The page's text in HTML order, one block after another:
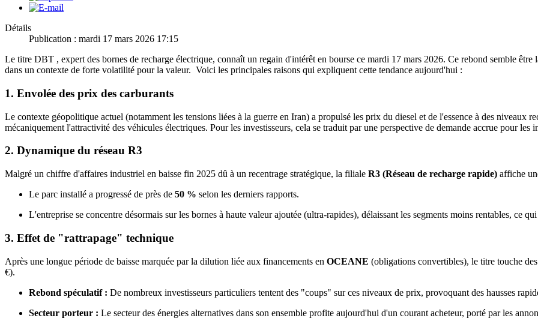
Détails
Publication : mardi 17 mars 2026 17:15
Le titre DBT , expert des bornes de recharge électrique, connaît un regain d'intérêt en bourse ce mardi 17 mars 2026. Ce rebond semble
dans un contexte de forte volatilité pour la valeur. Voici les principales raisons qui expliquent cette tendance aujourd'hui :
1. Envolée des prix des carburants
Le contexte géopolitique actuel (notamment les tensions liées à la guerre en Iran) a propulsé les prix du diesel et de l'essence à des niveaux
mécaniquement l'attractivité des véhicules électriques. Pour les investisseurs, cela se traduit par une perspective de demande accrue pour
2. Dynamique du réseau R3
Malgré un chiffre d'affaires industriel en baisse fin 2025 dû à un recentrage stratégique, la filiale R3 (Réseau de recharge rapide) affiche
Le parc installé a progressé de près de 50 % selon les derniers rapports.
L'entreprise se concentre désormais sur les bornes à haute valeur ajoutée (ultra-rapides), délaissant les segments moins rentables, ce
3. Effet de "rattrapage" technique
Après une longue période de baisse marquée par la dilution liée aux financements en OCEANE (obligations convertibles), le titre touche
€).
Rebond spéculatif : De nombreux investisseurs particuliers tentent des "coups" sur ces niveaux de prix, provoquant des hausses
Secteur porteur : Le secteur des énergies alternatives dans son ensemble profite aujourd'hui d'un courant acheteur, porté par les